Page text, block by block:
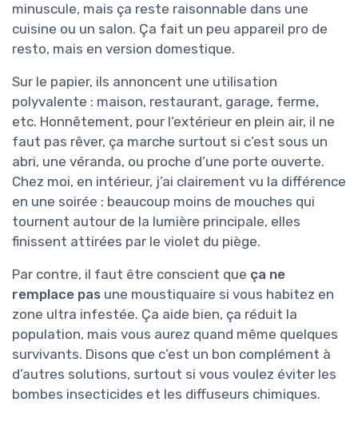
minuscule, mais ça reste raisonnable dans une
cuisine ou un salon. Ça fait un peu appareil pro de
resto, mais en version domestique.
Sur le papier, ils annoncent une utilisation
polyvalente : maison, restaurant, garage, ferme,
etc. Honnêtement, pour l’extérieur en plein air, il ne
faut pas rêver, ça marche surtout si c’est sous un
abri, une véranda, ou proche d’une porte ouverte.
Chez moi, en intérieur, j’ai clairement vu la différence
en une soirée : beaucoup moins de mouches qui
tournent autour de la lumière principale, elles
finissent attirées par le violet du piège.
Par contre, il faut être conscient que ça ne
remplace pas une moustiquaire si vous habitez en
zone ultra infestée. Ça aide bien, ça réduit la
population, mais vous aurez quand même quelques
survivants. Disons que c’est un bon complément à
d’autres solutions, surtout si vous voulez éviter les
bombes insecticides et les diffuseurs chimiques.